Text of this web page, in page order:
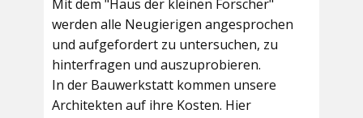
Mit dem "Haus der kleinen Forscher"
werden alle Neugierigen angesprochen
und aufgefordert zu untersuchen, zu
hinterfragen und auszuprobieren.
In der Bauwerkstatt kommen unsere
Architekten auf ihre Kosten. Hier